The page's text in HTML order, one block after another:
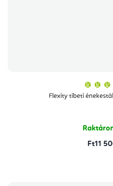
Flexity tibeti
Ft11